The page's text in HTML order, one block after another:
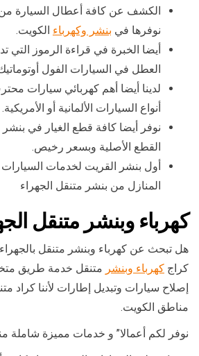
الكشف عن كافة أعطال السيارة من
نوفرها في بنشر وكهرباء الكويت.
أيضا الخبرة في قراءة الرموز التي
العطل في السيارات الفول
لدينا أيضا أهم كهربائي سيارات
أنواع السيارات الألمانية أو الأمريكية.
نوفر أيضا كافة قطع الغيار في
القطع الأصلية وبسعر رخيص.
أول بنشر القريت لخدمات
المنازل من بنشر متنقل الجهراء
كهرباء وبنشر متنقل
هل تبحث عن كهرباء وبنشر متنقل
كراج كهرباء وبنشر متنقل خدمة طريق
إصلاح سيارات وتبديل إطارات لأننا كراد
مناطق الكويت.
نوفر لكم أعمالا” و خدمات مميزة شاملة